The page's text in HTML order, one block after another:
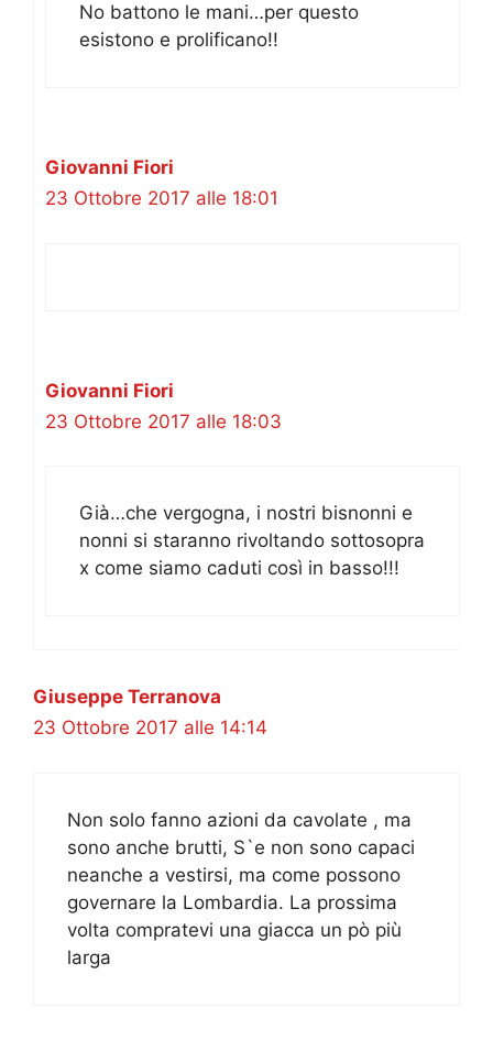
No battono le mani…per questo
esistono e prolificano!!
Giovanni Fiori
23 Ottobre 2017 alle 18:01
Giovanni Fiori
23 Ottobre 2017 alle 18:03
Già…che vergogna, i nostri bisnonni e
nonni si staranno rivoltando sottosopra
x come siamo caduti così in basso!!!
Giuseppe Terranova
23 Ottobre 2017 alle 14:14
Non solo fanno azioni da cavolate , ma
sono anche brutti, S`e non sono capaci
neanche a vestirsi, ma come possono
governare la Lombardia. La prossima
volta compratevi una giacca un pò più
larga